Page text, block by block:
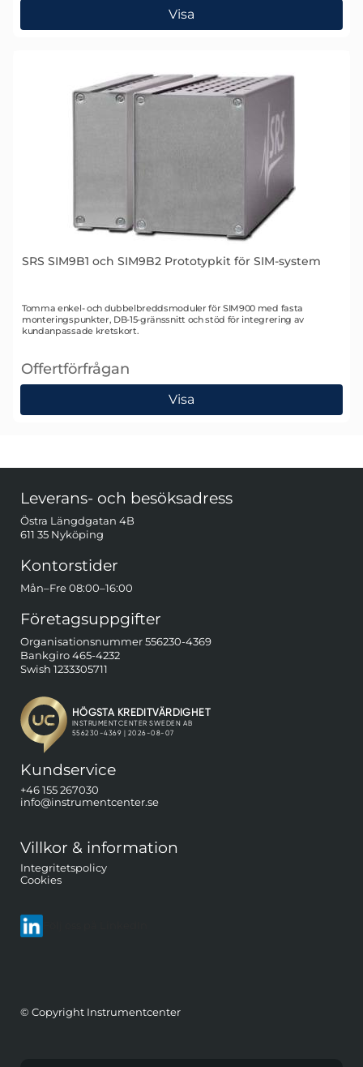
, SRS SIM984 Isoleringsförstärkare
Visa
SRS SIM9B1 och SIM9B2 Prototypkit för SIM-system
Art. nr 1425
Tomma enkel- och dubbelbreddsmoduler för SIM900 med fasta
monteringspunkter, DB-15-gränssnitt och stöd för integrering av
kundanpassade kretskort.
Offertförfrågan
, SRS SIM9B1 och SIM9B2 Prototypkit för SIM-system
Visa
Leverans- och besöksadress
Östra Längdgatan 4B
611 35 Nyköping
Kontorstider
Mån–Fre 08:00–16:00
Företagsuppgifter
Organisationsnummer 556230-4369
Bankgiro 465-4232
Swish 1233305711
Kundservice
+46 155 267030
info@instrumentcenter.se
Villkor & information
Integritetspolicy
Cookies
© Copyright Instrumentcenter